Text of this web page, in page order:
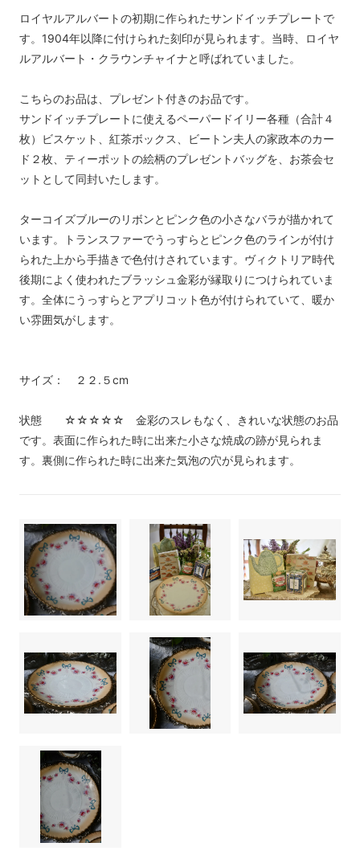
ロイヤルアルバートの初期に作られたサンドイッチプレートで
す。1904年以降に付けられた刻印が見られます。当時、ロイヤ
ルアルバート・クラウンチャイナと呼ばれていました。
こちらのお品は、プレゼント付きのお品です。
サンドイッチプレートに使えるペーパードイリー各種（合計４
枚）ビスケット、紅茶ボックス、ビートン夫人の家政本のカー
ド２枚、ティーポットの絵柄のプレゼントバッグを、お茶会セ
ットとして同封いたします。
ターコイズブルーのリボンとピンク色の小さなバラが描かれて
います。トランスファーでうっすらとピンク色のラインが付け
られた上から手描きで色付けされています。ヴィクトリア時代
後期によく使われたブラッシュ金彩が縁取りにつけられていま
す。全体にうっすらとアプリコット色が付けられていて、暖か
い雰囲気がします。
サイズ： ２２.５cm
状態 ☆☆☆☆☆ 金彩のスレもなく、きれいな状態のお品
です。表面に作られた時に出来た小さな焼成の跡が見られま
す。裏側に作られた時に出来た気泡の穴が見られます。